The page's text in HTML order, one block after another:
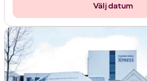
Välj datum